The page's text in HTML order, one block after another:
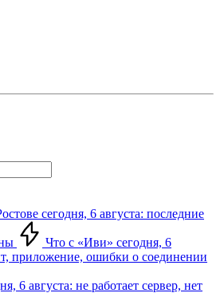
сегодня, 6 августа: последние
Что с «Иви» сегодня, 6
приложение, ошибки о соединении
6 августа: не работает сервер, нет